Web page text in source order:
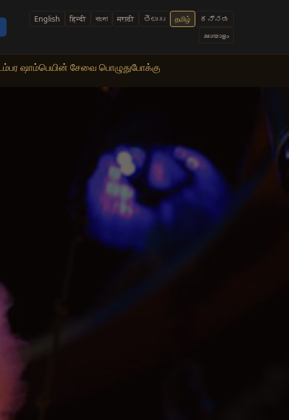
English हिन्दी বাংলা मराठी తెలుగు தமிழ்
ಕನ್ನಡ
മലയാളം
ஷாம்பெயின் சேவை பொழுதுபோக்கு